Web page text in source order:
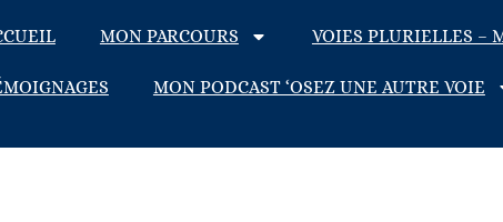
MON PARCOURS VOIES PLURIELLES –
MON PODCAST ‘OSEZ UNE AUTRE VOIE